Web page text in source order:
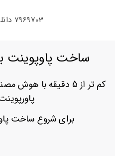
حساب
ثبت
بازیابی
7969703 دانلود فایل
ساخت پاوپوینت
کم تر از 5 دقیقه با هوش مصنوعی
برای شروع ساخت